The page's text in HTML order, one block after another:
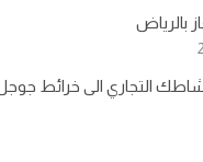
بالرياض
التجاري الى خرائط